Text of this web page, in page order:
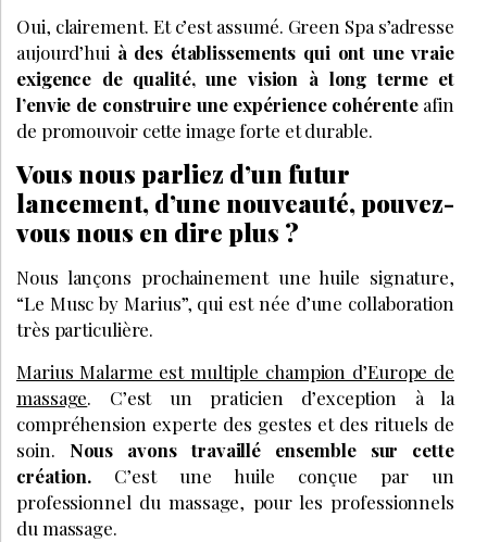
Oui, clairement. Et c’est assumé. Green Spa s’adresse
aujourd’hui à des établissements qui ont une vraie
exigence de qualité, une vision à long terme et
l’envie de construire une expérience cohérenteafin
de promouvoir cette image forte et durable.
Vous nous parliez d’un futur
lancement, d’une nouveauté, pouvez-
vous nous en dire plus ?
Nous lançons prochainement une huile signature,
“Le Musc by Marius”, qui est née d’une collaboration
très particulière.
Marius Malarme est multiple champion d’Europe de
massage. C’est un praticien d’exception à la
compréhension experte des gestes et des rituels de
soin. Nous avons travaillé ensemble sur cette
création. C’est une huile conçue par un
professionnel du massage, pour les professionnels
du massage.